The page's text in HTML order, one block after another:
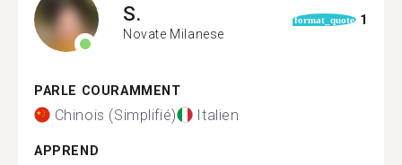
S.
Novate Milanese
format_quote 1
PARLE COURAMMENT
Chinois (Simplifié) Italien
APPREND